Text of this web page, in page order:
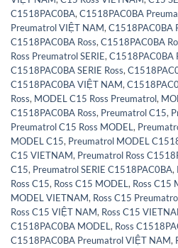
C1518PAC0BA,C1518PAC0BA
Preumatrol VIỆT NAM,C1518PAC0BA
C1518PAC0BA Ross,C1518PAC0BA
Ross Preumatrol SERIE,C1518PAC0BA
C1518PAC0BA SERIE Ross,
C1518PAC0BA VIỆT NAM,
Ross, MODEL C15 Ross Preumatrol,
C1518PAC0BA Ross, Preumatrol C15,
Preumatrol C15 Ross MODEL,
MODEL C15, Preumatrol MODEL
C15 VIETNAM, Preumatrol Ross
C15, Preumatrol SERIE C1518PAC0BA,
Ross C15, Ross C15 MODEL, Ross C15
MODEL VIETNAM, Ross C15
Ross C15 VIỆT NAM, Ross C15
C1518PAC0BA MODEL, Ross
C1518PAC0BA Preumatrol VIỆT NAM,